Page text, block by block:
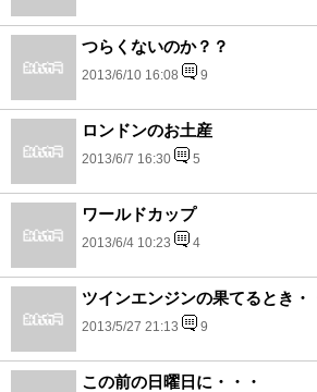
つらくないのか？？
2013/6/10 16:08 9
ロンドンのお土産
2013/6/7 16:30 5
ワールドカップ
2013/6/4 10:23 4
ツインエンジンの果てるとき・
2013/5/27 21:13 9
この前の日曜日に・・・